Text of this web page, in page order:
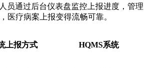
员通过后台仪表盘监控上报进度，管理
医疗病案上报变得流畅可靠。
上报方式 HQMS系统